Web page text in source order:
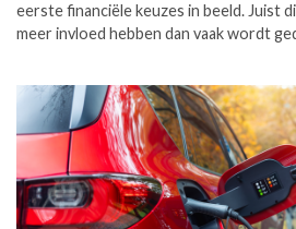
eerste financiële keuzes in beeld. Juist
meer invloed hebben dan vaak wordt